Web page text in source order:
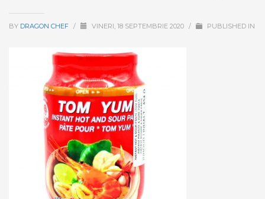
BY DRAGON CHEF / VINERI, 18 SEPTEMBRIE 2020 / PUBLISHED IN